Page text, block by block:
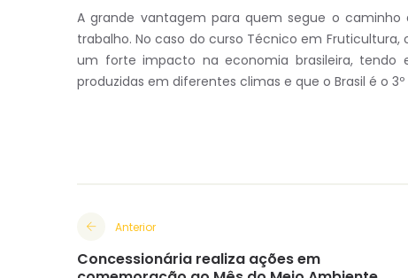
A grande vantagem para quem segue o
trabalho. No caso do curso Técnico em
um forte impacto na economia brasileira, tendo
produzidas em diferentes climas e que o Brasil é o
Anterior
Concessionária realiza ações em